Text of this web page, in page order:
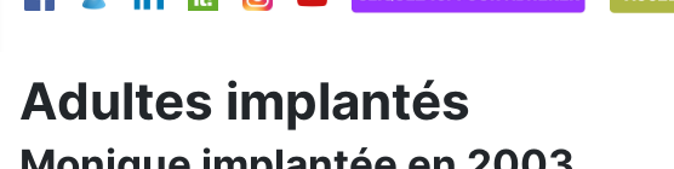
Adultes implantés